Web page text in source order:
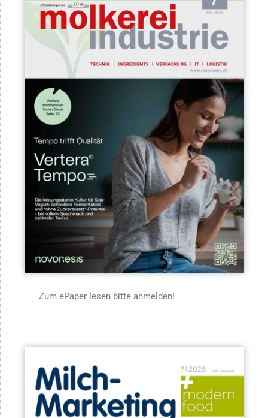
Zum ePaper lesen bitte anmelden!